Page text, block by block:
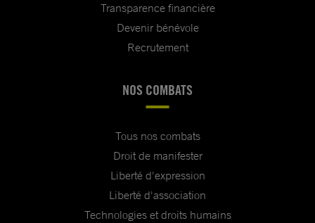
Transparence financière
Devenir bénévole
Recrutement
NOS COMBATS
Tous nos combats
Droit de manifester
Liberté d'expression
Liberté d'association
Technologies et droits humains